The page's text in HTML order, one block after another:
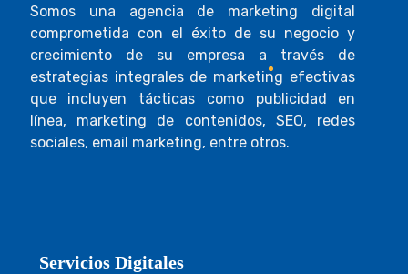
Somos una agencia de marketing digital
comprometida con el éxito de su negocio y
crecimiento de su empresa a través de
estrategias integrales de marketing efectivas
que incluyen tácticas como publicidad en
línea, marketing de contenidos, SEO, redes
sociales, email marketing, entre otros.
Servicios Digitales